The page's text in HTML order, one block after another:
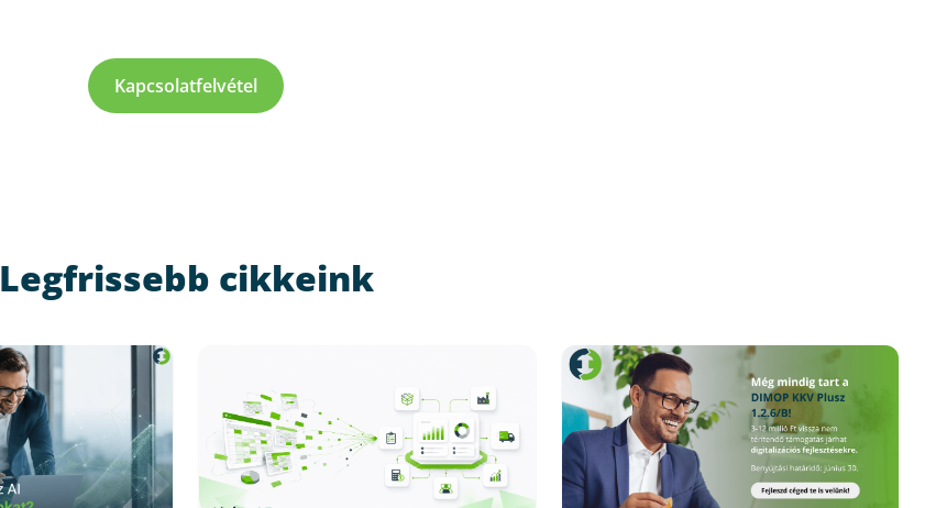
Kapcsolatfelvétel
Legfrissebb cikkeink